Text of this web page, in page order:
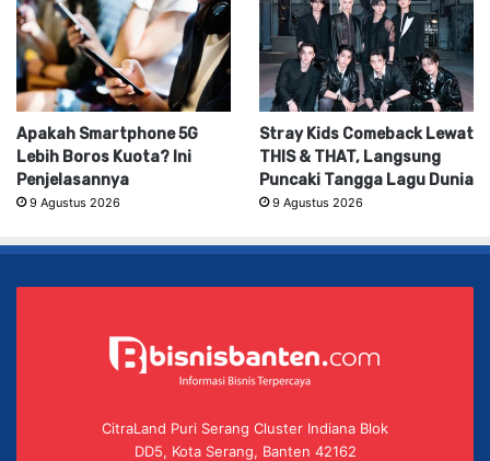
Apakah Smartphone 5G
Lebih Boros Kuota? Ini
Penjelasannya
9 Agustus 2026
Stray Kids Comeback Lewat
THIS & THAT, Langsung
Puncaki Tangga Lagu Dunia
9 Agustus 2026
CitraLand Puri Serang Cluster Indiana Blok
DD5, Kota Serang, Banten 42162